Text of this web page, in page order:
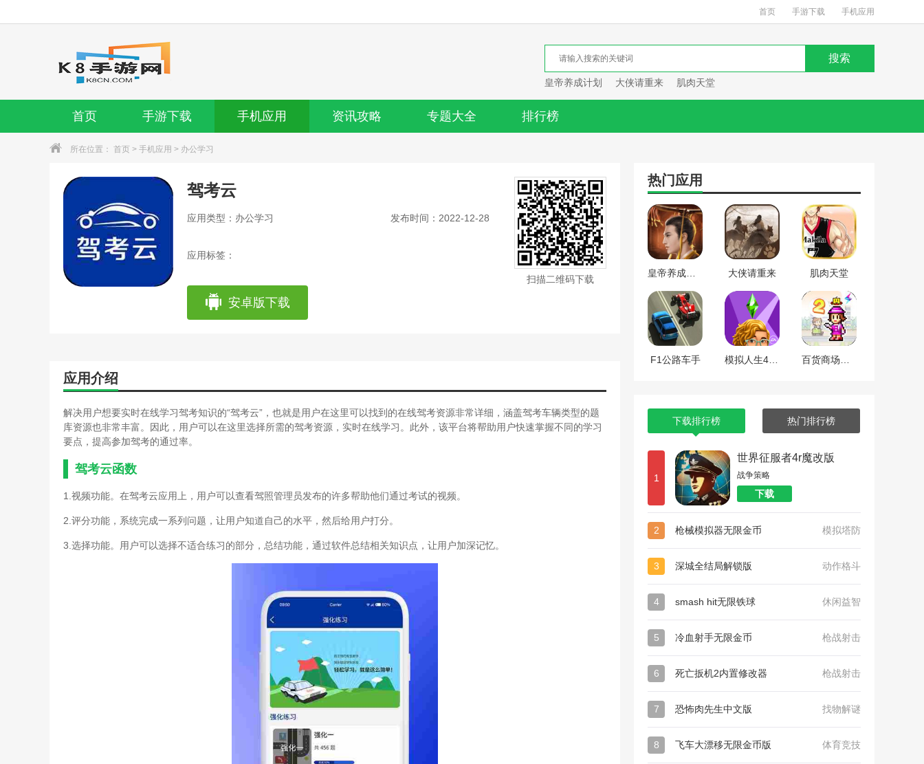
首页 手游下载 手机应用
皇帝养成计划 大侠请重来 肌肉天堂
首页 手游下载 手机应用 资讯攻略 专题大全 排行榜
所在位置： 首页 > 手机应用 > 办公学习
驾考云
应用类型：办公学习 发布时间：2022-12-28
应用标签：
安卓版下载
扫描二维码下载
应用介绍
解决用户想要实时在线学习驾考知识的“驾考云”，也就是用户在这里可以找到的在线驾考资源非常详细，涵盖驾考车辆类型的题
库资源也非常丰富。因此，用户可以在这里选择所需的驾考资源，实时在线学习。此外，该平台将帮助用户快速掌握不同的学习
要点，提高参加驾考的通过率。
驾考云函数
1.视频功能。在驾考云应用上，用户可以查看驾照管理员发布的许多帮助他们通过考试的视频。
2.评分功能，系统完成一系列问题，让用户知道自己的水平，然后给用户打分。
3.选择功能。用户可以选择不适合练习的部分，总结功能，通过软件总结相关知识点，让用户加深记忆。
热门应用
大侠请重来 肌肉天堂
F1公路车手
下载排行榜 热门排行榜
1
世界征服者4r魔改版
战争策略
下载
2 枪械模拟器无限金币 模拟塔防
3 深城全结局解锁版 动作格斗
4 smash hit无限铁球 休闲益智
5 冷血射手无限金币 枪战射击
6 死亡扳机2内置修改器 枪战射击
7 恐怖肉先生中文版 找物解谜
8 飞车大漂移无限金币版 体育竞技